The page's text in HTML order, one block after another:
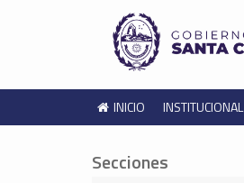
INICIO INSTITUCIONAL
Secciones